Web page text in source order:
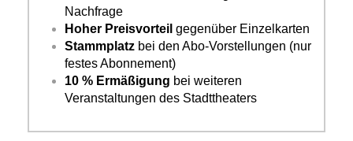
Nachfrage
Hoher Preisvorteil gegenüber Einzelkarten
Stammplatz bei den Abo-Vorstellungen (nur
festes Abonnement)
10 % Ermäßigung bei weiteren
Veranstaltungen des Stadttheaters